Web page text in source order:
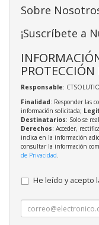
Sobre
¡Suscríbete a
Responsable:
Finalidad: Responder las
información solicitada;
Destinatarios: Solo se
Derechos: Acceder,
indica en la información
consultar la información
de Privacidad.
He leído y acepto